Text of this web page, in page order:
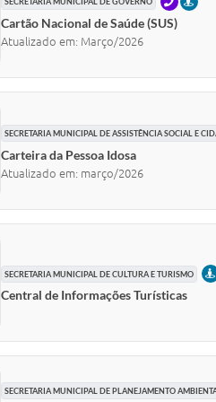
Cartão Nacional de Saúde (SUS)
Atualizado em: Março/2026
SECRETARIA MUNICIPAL DE ASSISTÊNCIA SOCIAL E
Carteira da Pessoa Idosa
Atualizado em: março/2026
SECRETARIA MUNICIPAL DE CULTURA E TURISMO
Central de Informações Turísticas
SECRETARIA MUNICIPAL DE PLANEJAMENTO